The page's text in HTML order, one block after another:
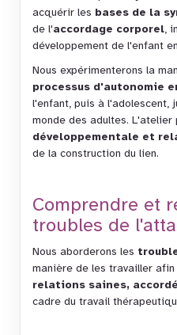
acquérir les bases de la
de l'accordage corporel,
développement de l'enfant
Nous expérimenterons la
processus d'autonomie
l'enfant, puis à l'adolescent,
monde des adultes. L'atelier
développementale et
de la construction du lien.
Comprendre et
troubles de
Nous aborderons les
manière de les travailler
relations saines,
cadre du travail